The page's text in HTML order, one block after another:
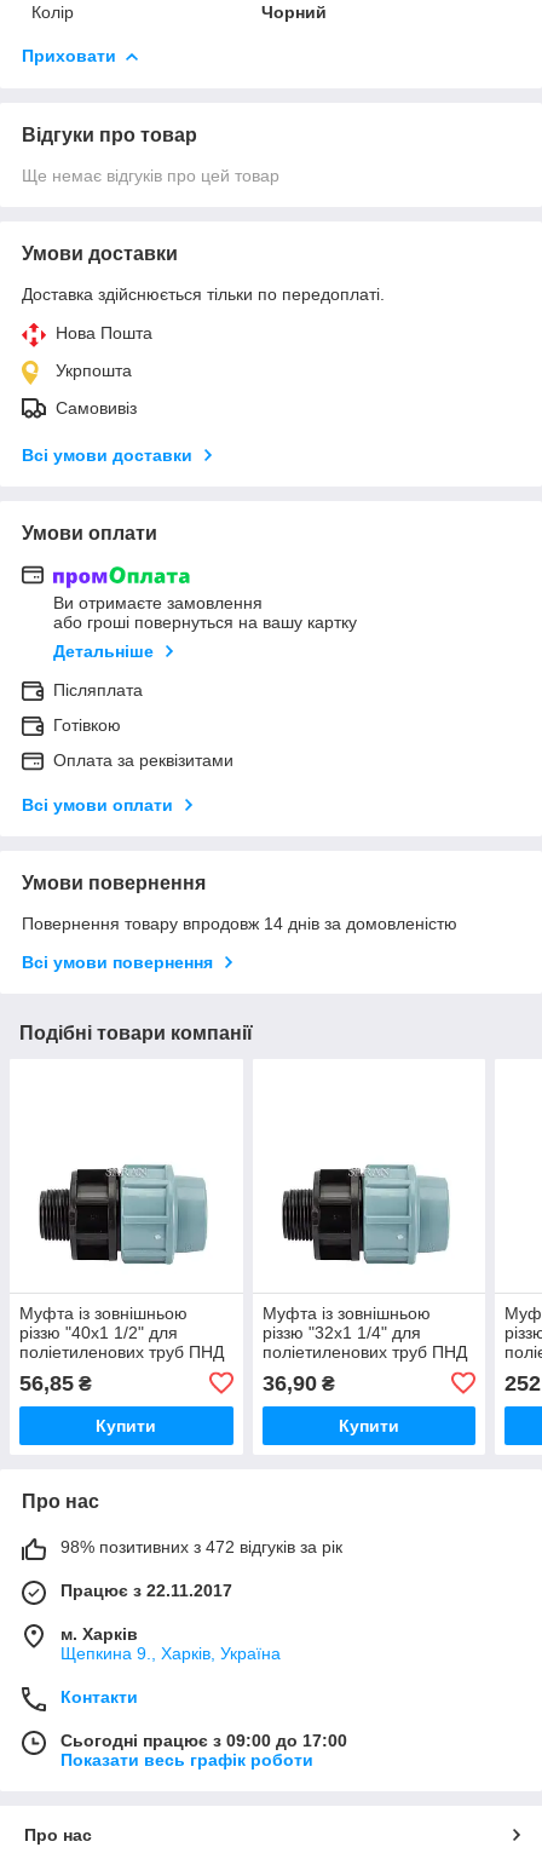
Колір Чорний
Приховати
Відгуки про товар
Ще немає відгуків про цей товар
Умови доставки
Доставка здійснюється тільки по передоплаті.
Нова Пошта
Укрпошта
Самовивіз
Всі умови доставки
Умови оплати
Ви отримаєте замовлення
або гроші повернуться на вашу картку
Детальніше
Післяплата
Готівкою
Оплата за реквізитами
Всі умови оплати
Умови повернення
Повернення товару впродовж 14 днів за домовленістю
Всі умови повернення
Подібні товари компанії
Муфта із зовнішньою
різзю "40х1 1/2" для
поліетиленових труб ПНД
56,85 ₴
Купити
Муфта із зовнішньою
різзю "32х1 1/4" для
поліетиленових труб ПНД
36,90₴
Купити
Про нас
98% позитивних з 472 відгуків за рік
Працює з 22.11.2017
м. Харків
Щепкина 9., Харків, Україна
Контакти
Сьогодні працює з 09:00 до 17:00
Показати весь графік роботи
Про нас